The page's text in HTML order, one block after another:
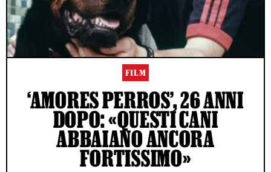
FILM
‘AMORES PERROS’, 26 ANNI
DOPO: «QUESTI CANI
ABBAIANO ANCORA
FORTISSIMO»